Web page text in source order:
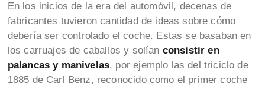
En los inicios de la era del automóvil, decenas de
fabricantes tuvieron cantidad de ideas sobre cómo
debería ser controlado el coche. Estas se basaban en
los carruajes de caballos y solían consistir en
palancas y manivelas, por ejemplo las del triciclo de
1885 de Carl Benz, reconocido como el primer coche